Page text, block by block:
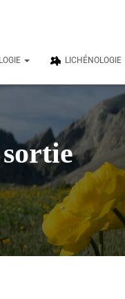
LICHÉNOLOGIE